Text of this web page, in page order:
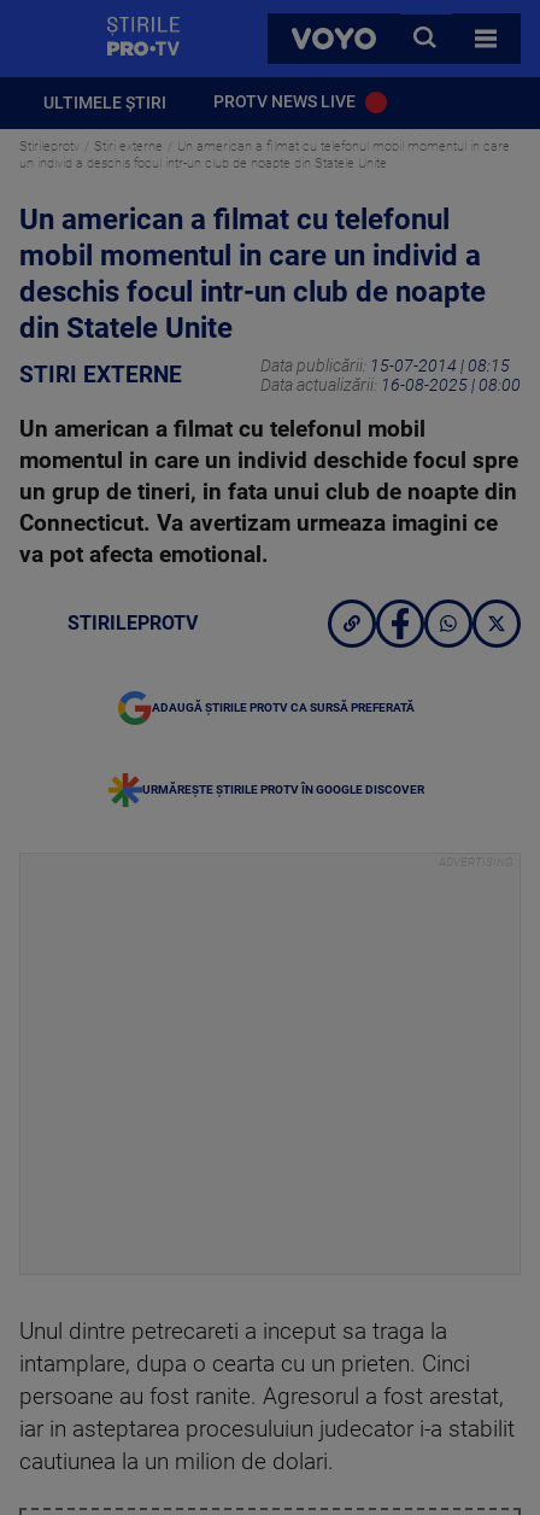
VOYO
CAUTA
TOATE
ULTIMELE ȘTIRI PROTV NEWS LIVE
Stirileprotv Stiri externe
Un american a filmat cu telefonul mobil momentul in care
un individ a deschis focul intr-un club de noapte din Statele Unite
Un american a filmat cu telefonul
mobil momentul in care un individ a
deschis focul intr-un club de noapte
din Statele Unite
STIRI EXTERNE Data publicării: 15-07-2014 | 08:15
Data actualizării: 16-08-2025 | 08:00
Un american a filmat cu telefonul mobil
momentul in care un individ deschide focul spre
un grup de tineri, in fata unui club de noapte din
Connecticut. Va avertizam urmeaza imagini ce
va pot afecta emotional.
STIRILEPROTV
ADAUGĂ ȘTIRILE PROTV CA SURSĂ PREFERATĂ
URMĂREȘTE ȘTIRILE PROTV ÎN GOOGLE DISCOVER
Unul dintre petrecareti a inceput sa traga la
intamplare, dupa o cearta cu un prieten. Cinci
persoane au fost ranite. Agresorul a fost arestat,
iar in asteptarea procesuluiun judecator i-a stabilit
cautiunea la un milion de dolari.